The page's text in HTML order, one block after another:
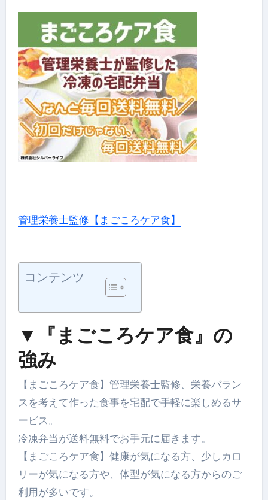
管理栄養士監修【まごころケア食】
コンテンツ
▼『まごころケア食』の
強み
【まごころケア食】管理栄養士監修、栄養バラン
スを考えて作った食事を宅配で手軽に楽しめるサ
ービス。
冷凍弁当が送料無料でお手元に届きます。
【まごころケア食】健康が気になる方、少しカロ
リーが気になる方や、体型が気になる方からのご
利用が多いです。